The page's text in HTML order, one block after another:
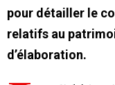
pour détailler le
relatifs au
d’élaboration.